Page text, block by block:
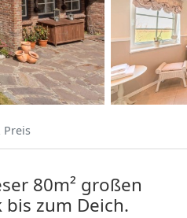
Preis
80m² großen
zum Deich.